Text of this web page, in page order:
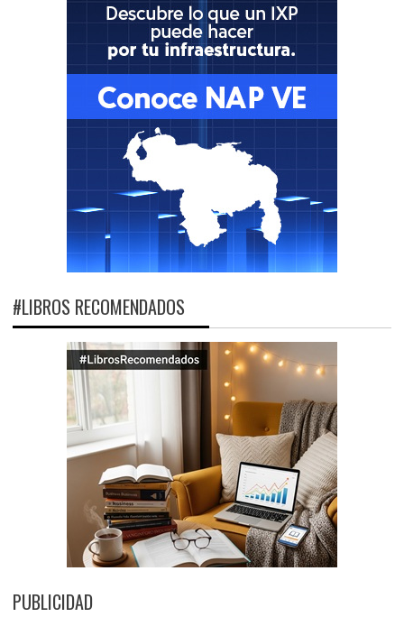
#LIBROS RECOMENDADOS
PUBLICIDAD